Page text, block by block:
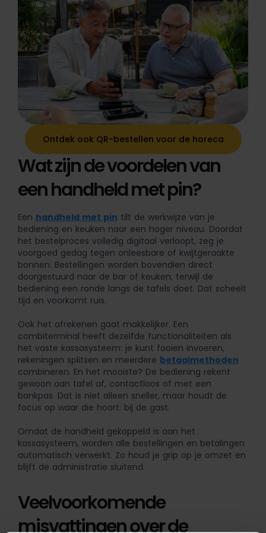
Ontdek ook QR-bestellen voor de horeca
Wat zijn de voordelen van
een handheld met pin?
Een handheld met pin tilt de werkwijze van je
bediening en keuken naar een hoger niveau. Doordat
het bestelproces volledig digitaal verloopt, zeg je
voorgoed gedag tegen onleesbare of kwijtgeraakte
bonnen. Bestellingen worden bovendien direct
doorgestuurd naar de bar of keuken, terwijl de
bediening een ronde langs de tafels doet. Dat scheelt
tijd en voorkomt ruis.
Ook het afrekenen gaat makkelijker. Een
combiterminal heeft dezelfde functionaliteiten als
het vaste kassasysteem: je kunt fooien invoeren,
rekeningen splitsen en meerdere betaalmethoden
combineren. En het mooiste? De bediening rekent
gewoon aan tafel af, contactloos of met een
bankpas. Dat is niet alleen sneller, maar houdt de
focus op waar die hoort: bij de gast.
Omdat de handheld gekoppeld is aan het
kassasysteem, worden alle bestellingen en betalingen
automatisch verwerkt. Zo houd je grip op je omzet en
blijft de administratie sluitend.
Veelvoorkomende
misvattingen over de